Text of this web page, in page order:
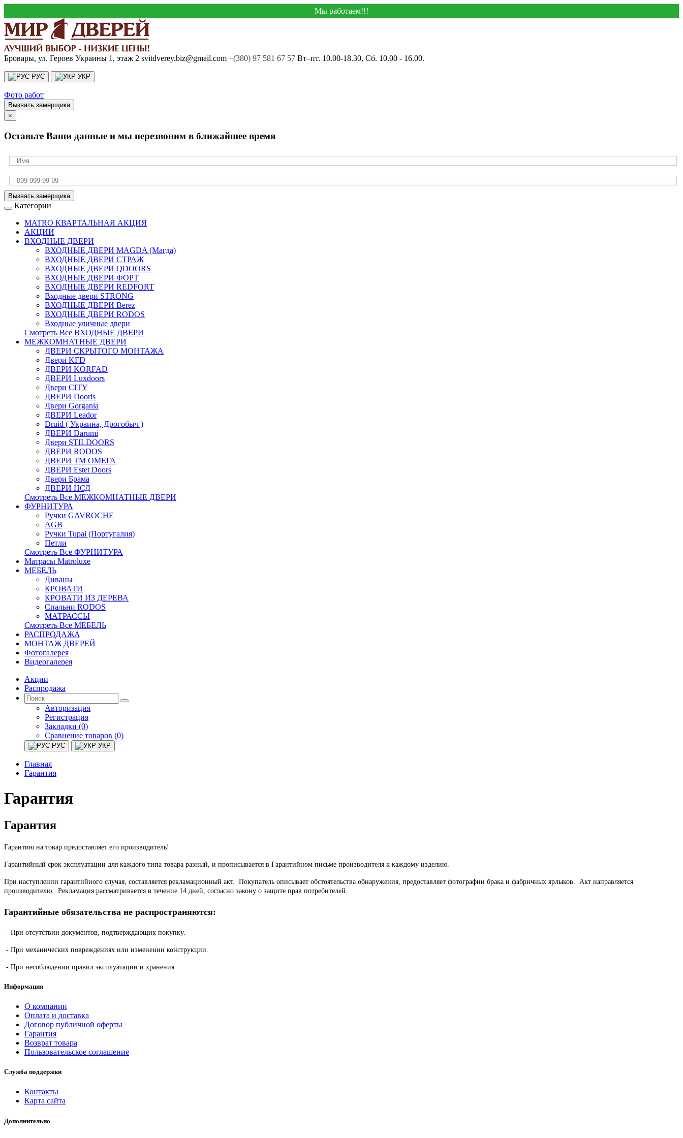
Мы работаем!!!
Бровары, ул. Героев Украины 1, этаж 2 svitdverey.biz@gmail.com +(380) 97 581 67 57 Вт–пт. 10.00-18.30, Сб. 10.00 - 16.00.
РУС УКР
Фото работ
Вызвать замерщика
×
Оставьте Ваши данные и мы перезвоним в ближайшее время
Вызвать замерщика
Категории
MATRO КВАРТАЛЬНАЯ АКЦИЯ
АКЦИИ
ВХОДНЫЕ ДВЕРИ
ВХОДНЫЕ ДВЕРИ МAGDA (Магда)
ВХОДНЫЕ ДВЕРИ СТРАЖ
ВХОДНЫЕ ДВЕРИ QDOORS
ВХОДНЫЕ ДВЕРИ ФОРТ
ВХОДНЫЕ ДВЕРИ REDFORT
Входные двери STRONG
ВХОДНЫЕ ДВЕРИ Berez
ВХОДНЫЕ ДВЕРИ RODOS
Входные уличные двери
Смотреть Все ВХОДНЫЕ ДВЕРИ
МЕЖКОМНАТНЫЕ ДВЕРИ
ДВЕРИ СКРЫТОГО МОНТАЖА
Двери KFD
ДВЕРИ KORFAD
ДВЕРИ Luxdoors
Двери CITY
ДВЕРИ Dooris
Двери Gorgania
ДВЕРИ Leador
Druid ( Украина, Дрогобыч )
ДВЕРИ Darumi
Двери STILDOORS
ДВЕРИ RODOS
ДВЕРИ ТМ ОМЕГА
ДВЕРИ Estet Doors
Двери Брама
ДВЕРИ НСД
Смотреть Все МЕЖКОМНАТНЫЕ ДВЕРИ
ФУРНИТУРА
Ручки GAVROCHE
AGB
Ручки Tupai (Португалия)
Петли
Смотреть Все ФУРНИТУРА
Матрасы Matroluxe
МЕБЕЛЬ
Диваны
КРОВАТИ
КРОВАТИ ИЗ ДЕРЕВА
Спальни RODOS
МАТРАССЫ
Смотреть Все МЕБЕЛЬ
РАСПРОДАЖА
МОНТАЖ ДВЕРЕЙ
Фотогалерея
Видеогалерея
Акции
Распродажа
Авторизация
Регистрация
Закладки (0)
Сравнение товаров (0)
РУС УКР
Главная
Гарантия
Гарантия
Гарантия
Гарантию на товар предоставляет его производитель!
Гарантийный срок эксплуатации для каждого типа товара разный, и прописывается в Гарантийном письме производителя к каждому изделию.
При наступлении гарантийного случая, составляется рекламационный акт. Покупатель описывает обстоятельства обнаружения, предоставляет фотографии брака и фабричных ярлыков. Акт направляется
производителю. Рекламация рассматривается в течение 14 дней, согласно закону о защите прав потребителей.
Гарантийные обязательства не распространяются:
- При отсутствии документов, подтверждающих покупку.
- При механических повреждениях или изменении конструкции.
- При несоблюдении правил эксплуатации и хранения
Информация
О компании
Оплата и доставка
Договор публичной оферты
Гарантия
Возврат товара
Пользовательское соглашение
Служба поддержки
Контакты
Карта сайта
Дополнительно